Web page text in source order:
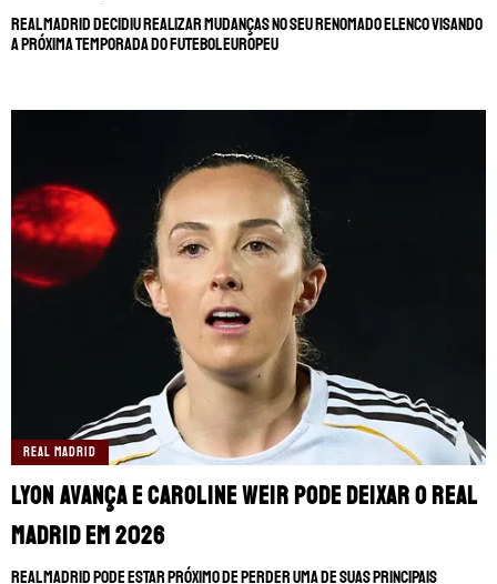
Real Madrid decidiu realizar mudanças no seu renomado elenco visando
a próxima temporada do futebol europeu
REAL MADRID
Lyon avança e Caroline Weir pode deixar o Real
Madrid em 2026
Real Madrid pode estar próximo de perder uma de suas principais